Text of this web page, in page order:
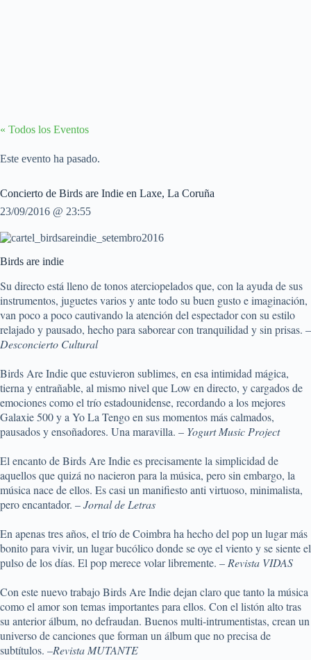
« Todos los Eventos
Este evento ha pasado.
Concierto de Birds are Indie en Laxe, La Coruña
23/09/2016 @ 23:55
Birds are indie
Su directo está lleno de tonos aterciopelados que, con la ayuda de sus
instrumentos, juguetes varios y ante todo su buen gusto e imaginación,
van poco a poco cautivando la atención del espectador con su estilo
relajado y pausado, hecho para saborear con tranquilidad y sin prisas. –
Desconcierto Cultural
Birds Are Indie que estuvieron sublimes, en esa intimidad mágica,
tierna y entrañable, al mismo nivel que Low en directo, y cargados de
emociones como el trío estadounidense, recordando a los mejores
Galaxie 500 y a Yo La Tengo en sus momentos más calmados,
pausados y ensoñadores. Una maravilla. – Yogurt Music Project
El encanto de Birds Are Indie es precisamente la simplicidad de
aquellos que quizá no nacieron para la música, pero sin embargo, la
música nace de ellos. Es casi un manifiesto anti virtuoso, minimalista,
pero encantador. –Jornal de Letras
En apenas tres años, el trío de Coimbra ha hecho del pop un lugar más
bonito para vivir, un lugar bucólico donde se oye el viento y se siente el
pulso de los días. El pop merece volar libremente. – Revista VIDAS
Con este nuevo trabajo Birds Are Indie dejan claro que tanto la música
como el amor son temas importantes para ellos. Con el listón alto tras
su anterior álbum, no defraudan. Buenos multi-intrumentistas, crean un
universo de canciones que forman un álbum que no precisa de
subtítulos. –Revista MUTANTE